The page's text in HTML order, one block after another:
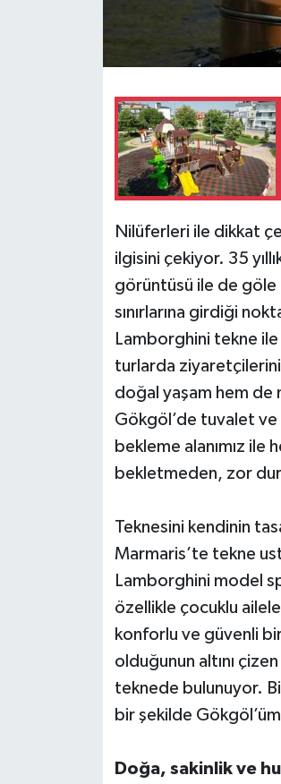
Nilüferleri ile dikkat
ilgisini çekiyor. 35
görüntüsü ile de göle
sınırlarına girdiği
Lamborghini tekne
turlarda
doğal yaşam hem de
Gökgöl’de tuvalet ve
bekleme alanımız
bekletmeden, zor
Teknesini kendinin
Marmaris’te tekne
Lamborghini model
özellikle çocuklu
konforlu ve güvenli
olduğunun altını
teknede bulunuyor.
bir şekilde
Doğa, sakinlik ve